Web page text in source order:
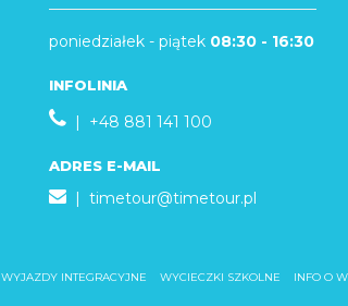
poniedziałek - piątek 08:30 - 16:30
INFOLINIA
| +48 881 141 100
ADRES E-MAIL
| timetour@timetour.pl
WYJAZDY INTEGRACYJNE WYCIECZKI SZKOLNE INFO O